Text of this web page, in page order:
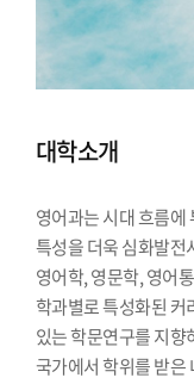
대학소개
영어과는 시대 흐름
특성을 더욱 심화발
영어학, 영문학, 영어
학과별로 특성화된
있는 학문연구를 지향
국가에서 학위를 받은